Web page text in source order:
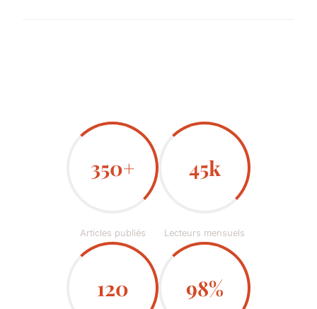
350+
Articles publiés
45k
Lecteurs mensuels
120 98%